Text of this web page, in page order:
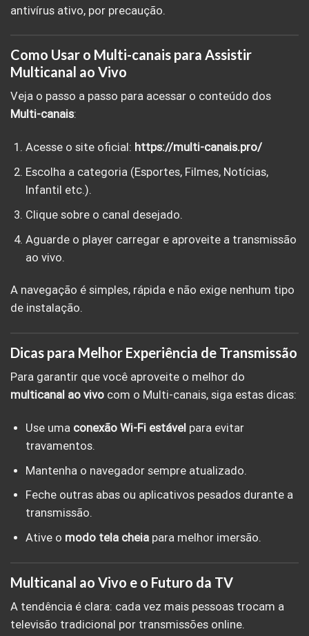
antivírus ativo, por precaução.
Como Usar o Multi-canais para Assistir
Multicanal ao Vivo
Veja o passo a passo para acessar o conteúdo dos
Multi-canais:
Acesse o site oficial: https://multi-canais.pro/
Escolha a categoria (Esportes, Filmes, Notícias,
Infantil etc.).
Clique sobre o canal desejado.
Aguarde o player carregar e aproveite a transmissão
ao vivo.
A navegação é simples, rápida e não exige nenhum tipo
de instalação.
Dicas para Melhor Experiência de Transmissão
Para garantir que você aproveite o melhor do
multicanal ao vivo com o Multi-canais, siga estas dicas:
Use uma conexão Wi-Fi estável para evitar
travamentos.
Mantenha o navegador sempre atualizado.
Feche outras abas ou aplicativos pesados durante a
transmissão.
Ative o modo tela cheiapara melhor imersão.
Multicanal ao Vivo e o Futuro da TV
A tendência é clara: cada vez mais pessoas trocam a
televisão tradicional por transmissões online.